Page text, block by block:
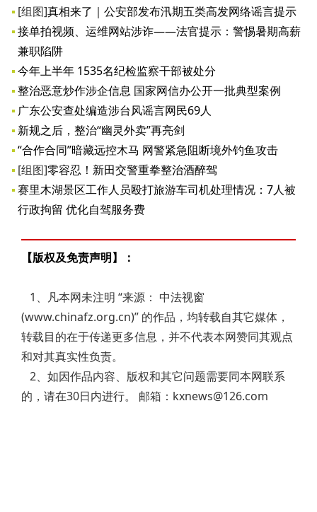
[组图]真相来了｜公安部发布汛期五类高发网络谣言提示
接单拍视频、运维网站涉诈——法官提示：警惕暑期高薪
兼职陷阱
今年上半年 1535名纪检监察干部被处分
整治恶意炒作涉企信息 国家网信办公开一批典型案例
广东公安查处编造涉台风谣言网民69人
新规之后，整治“幽灵外卖”再亮剑
“合作合同”暗藏远控木马 网警紧急阻断境外钓鱼攻击
[组图]零容忍！新田交警重拳整治酒醉驾
赛里木湖景区工作人员殴打旅游车司机处理情况：7人被
行政拘留 优化自驾服务费
【版权及免责声明】：
1、凡本网未注明 “来源： 中法视窗
(www.chinafz.org.cn)” 的作品，均转载自其它媒体，
转载目的在于传递更多信息，并不代表本网赞同其观点
和对其真实性负责。
2、如因作品内容、版权和其它问题需要同本网联系
的，请在30日内进行。 邮箱：kxnews@126.com